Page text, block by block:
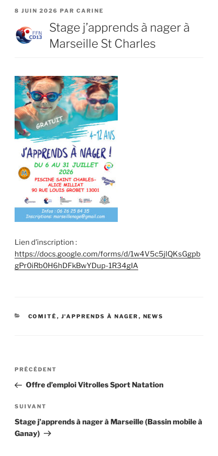
PUBLIÉ
8 JUIN 2026 PAR CARINE
Stage j’apprends à nager à
Marseille St Charles
Lien d’inscription :
https://docs.google.com/forms/d/1w4V5c5jlQKsGgpb
gPr0iRb0H6hDFkBwYDup-1R34gIA
CATÉGORIES
COMITÉ , J'APPRENDS À NAGER , NEWS
Navigation
l’article
Article
précédent
PRÉCÉDENT
Offre d’emploi Vitrolles Sport Natation
Article
suivant
SUIVANT
Stage j’apprends à nager à Marseille (Bassin mobile à
Ganay)